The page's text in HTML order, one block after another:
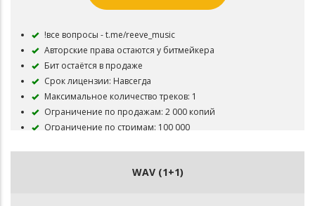
!все вопросы - t.me/reeve_music
Авторские права остаются у битмейкера
Бит остаётся в продаже
Срок лицензии: Навсегда
Максимальное количество треков: 1
Ограничение по продажам: 2 000 копий
Ограничение по стримам: 100 000
Разрешено размещение трека на цифровых площадках
WAV (1+1)